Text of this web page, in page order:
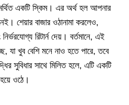
একটি স্কিম। এর অর্থ হল আপনার
শেয়ার বাজার ওঠানামা করলেও,
রিটার্ন দেয়। বর্তমানে, এই
যা খুব বেশি মনে নাও হতে পারে, তবে
সুবিধার সাথে মিলিত হলে, এটি একটি
ওঠে।